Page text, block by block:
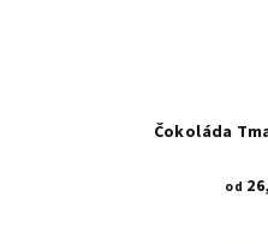
Čokoláda
od